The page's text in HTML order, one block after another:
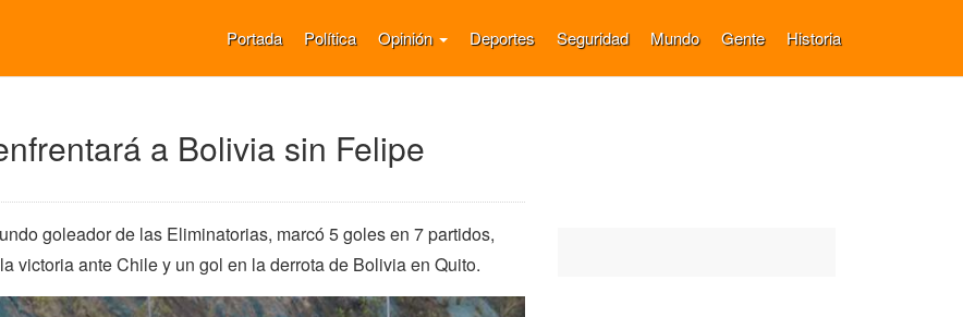
Portada Política Opinión Deportes Seguridad Mundo Gente Historia
a Bolivia sin Felipe
goleador de las Eliminatorias, marcó 5 goles en 7 partidos,
victoria ante Chile y un gol en la derrota de Bolivia en Quito.